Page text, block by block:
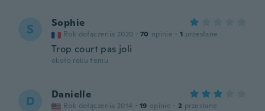
S Sophie
Rok dołączenia 2020 · 70 opinie · 1 przesłane
Trop court pas joli
około roku temu
D Danielle
Rok dołączenia 2014 · 19 opinie · 2 przesłane